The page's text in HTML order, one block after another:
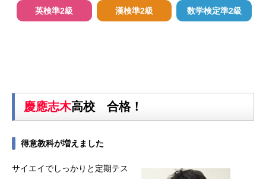
英検準2級 漢検準2級 数学検定準2級
慶應志木高校 合格！
得意教科が増えました
サイエイでしっかりと定期テス